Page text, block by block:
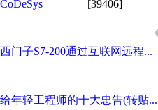
CoDeSys [39406]
西门子S7-200通过互联网远程...
给年轻工程师的十大忠告(转贴...